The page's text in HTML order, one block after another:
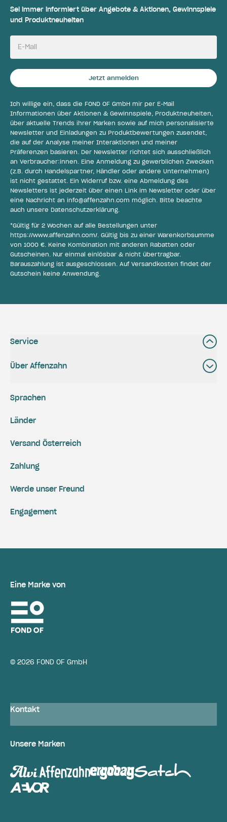
Sei immer informiert über Angebote & Aktionen, Gewinnspiele
und Produktneuheiten
E-Mail
Jetzt anmelden
Ich willige ein, dass die FOND OF GmbH mir per E-Mail
Informationen über Aktionen & Gewinnspiele, Produktneuheiten,
über aktuelle Trends ihrer Marken sowie auf mich personalisierte
Newsletter und Einladungen zu Produktbewertungen zusendet,
die auf der Analyse meiner Interaktionen und meiner
Präferenzen basieren. Der Newsletter richtet sich ausschließlich
an Verbraucher:innen. Eine Anmeldung zu gewerblichen Zwecken
(z.B. durch Handelspartner, Händler oder andere Unternehmen)
ist nicht gestattet. Ein Widerruf bzw. eine Abmeldung des
Newsletters ist jederzeit über einen Link im Newsletter oder über
eine Nachricht an info@affenzahn.com möglich. Bitte beachte
auch unsere Datenschutzerklärung.
*Gültig für 2 Wochen auf alle Bestellungen unter
https://www.affenzahn.com/. Gültig bis zu einer Warenkorbsumme
von 1000 €. Keine Kombination mit anderen Rabatten oder
Gutscheinen. Nur einmal einlösbar & nicht übertragbar.
Barauszahlung ist ausgeschlossen. Auf Versandkosten findet der
Gutschein keine Anwendung.
Service
Über Affenzahn
Versand Österreich
Zahlung
Engagement
Werde unser Freund
Sprachen
Länder
Eine Marke von
© 2026 FOND OF GmbH
Kontakt
Unsere Marken